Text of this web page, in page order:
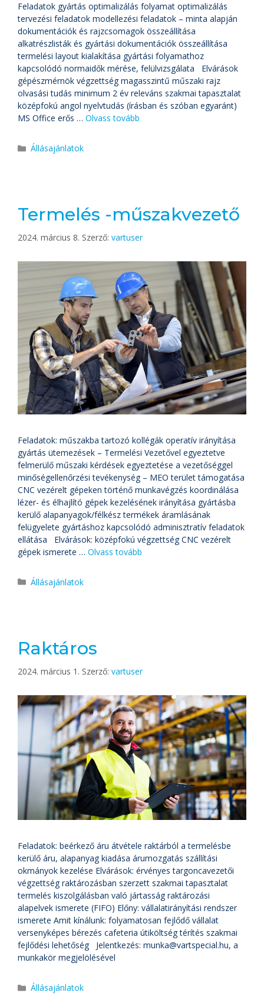
Feladatok gyártás optimalizálás folyamat optimalizálás
tervezési feladatok modellezési feladatok – minta alapján
dokumentációk és rajzcsomagok összeállítása
alkatrészlisták és gyártási dokumentációk összeállítása
termelési layout kialakítása gyártási folyamathoz
kapcsolódó normaidők mérése, felülvizsgálata Elvárások
gépészmérnök végzettség magasszintű műszaki rajz
olvasási tudás minimum 2 év releváns szakmai tapasztalat
középfokú angol nyelvtudás (írásban és szóban egyaránt)
MS Office erős … Olvass tovább
Állásajánlatok
Termelés -műszakvezető
2024. március 8. Szerző: vartuser
Feladatok: műszakba tartozó kollégák operatív irányítása
gyártás ütemezések – Termelési Vezetővel egyeztetve
felmerülő műszaki kérdések egyeztetése a vezetőséggel
minőségellenőrzési tevékenység – MEO terület támogatása
CNC vezérelt gépeken történő munkavégzés koordinálása
lézer- és élhajlító gépek kezelésének irányítása gyártásba
kerülő alapanyagok/félkész termékek áramlásának
felügyelete gyártáshoz kapcsolódó adminisztratív feladatok
ellátása Elvárások: középfokú végzettség CNC vezérelt
gépek ismerete … Olvass tovább
Állásajánlatok
Raktáros
2024. március 1. Szerző: vartuser
Feladatok: beérkező áru átvétele raktárból a termelésbe
kerülő áru, alapanyag kiadása árumozgatás szállítási
okmányok kezelése Elvárások: érvényes targoncavezetői
végzettség raktározásban szerzett szakmai tapasztalat
termelés kiszolgálásban való jártasság raktározási
alapelvek ismerete (FIFO) Előny: vállalatirányítási rendszer
ismerete Amit kínálunk: folyamatosan fejlődő vállalat
versenyképes bérezés cafeteria útiköltség térítés szakmai
fejlődési lehetőség Jelentkezés: munka@vartspecial.hu, a
munkakör megjelölésével
Állásajánlatok